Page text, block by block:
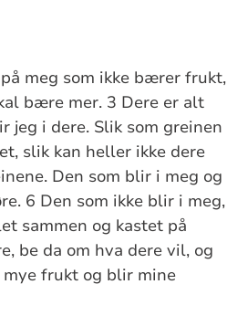
meg som ikke bærer frukt,
bære mer. 3 Dere er alt
jeg i dere. Slik som greinen
slik kan heller ikke dere
Den som blir i meg og
6 Den som ikke blir i meg,
sammen og kastet på
be da om hva dere vil, og
frukt og blir mine